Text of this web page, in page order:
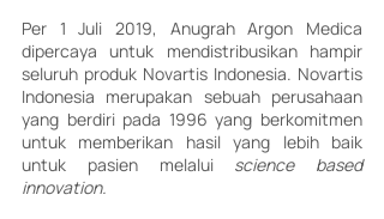
Per 1 Juli 2019, Anugrah Argon Medica
dipercaya untuk mendistribusikan hampir
seluruh produk Novartis Indonesia. Novartis
Indonesia merupakan sebuah perusahaan
yang berdiri pada 1996 yang berkomitmen
untuk memberikan hasil yang lebih baik
untuk pasien melalui science based
innovation.